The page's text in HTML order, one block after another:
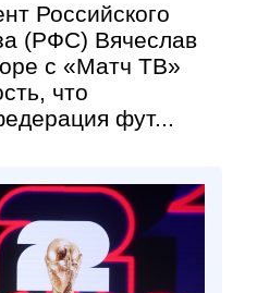
Российского
(РФС) Вячеслав
с «Матч ТВ»
что
фут...